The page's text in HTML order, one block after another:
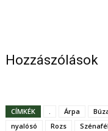
Hozzászólások
CÍMKÉK . Árpa
nyalósó
Rozs